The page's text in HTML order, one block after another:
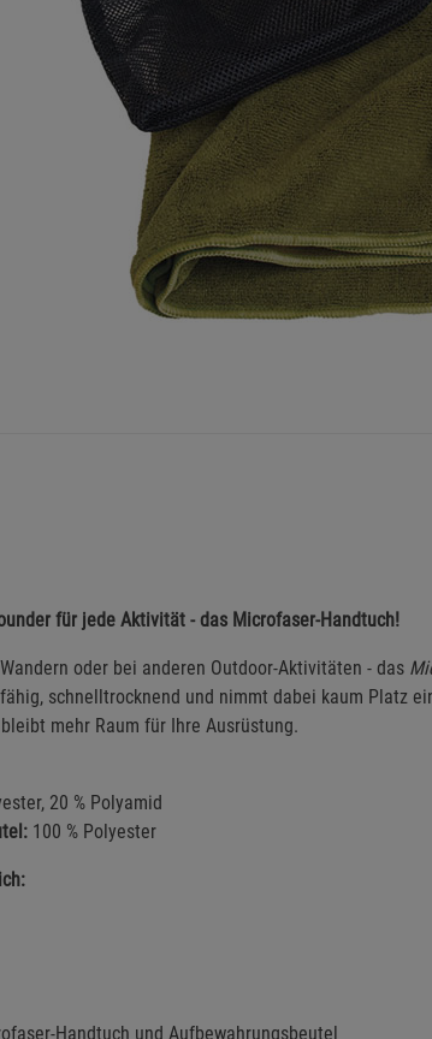
für jede Aktivität - das Microfaser-Handtuch!
oder bei anderen Outdoor-Aktivitäten - das
schnelltrocknend und nimmt dabei kaum Platz
mehr Raum für Ihre Ausrüstung.
20 % Polyamid
100 % Polyester
Handtuch und Aufbewahrungsbeutel